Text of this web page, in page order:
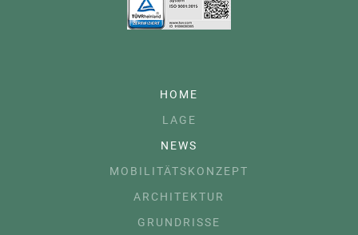
HOME
LAGE
NEWS
MOBILITÄTSKONZEPT
ARCHITEKTUR
GRUNDRISSE